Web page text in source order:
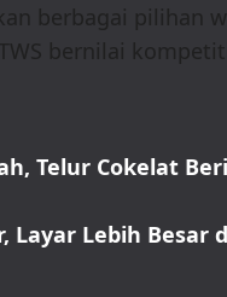
berbagai pilihan
bernilai
Telur Cokelat
Layar Lebih Besar